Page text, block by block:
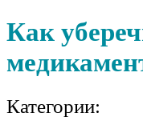
Как
Категории: